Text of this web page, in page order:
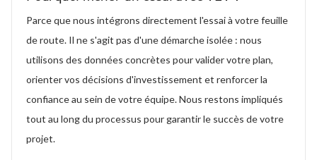
Parce que nous intégrons directement l'essai à votre feuille
de route. Il ne s'agit pas d'une démarche isolée : nous
utilisons des données concrètes pour valider votre plan,
orienter vos décisions d'investissement et renforcer la
confiance au sein de votre équipe. Nous restons impliqués
tout au long du processus pour garantir le succès de votre
projet.